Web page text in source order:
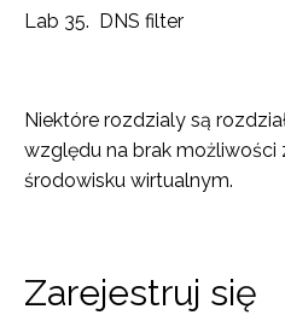
Lab 35. DNS filter
Niektóre rozdzialy są
względu na brak możliwości
środowisku wirtualnym.
Zarejestruj się